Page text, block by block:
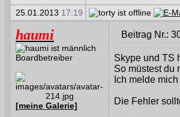
25.01.2013 17:19
haumi
Boardbetreiber
[meine Galerie]
Beitrag Nr.:
Skype und TS
So müstest du
Ich melde
Die Fehler